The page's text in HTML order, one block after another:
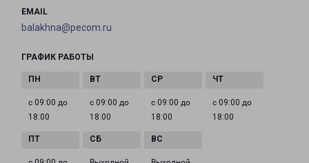
EMAIL
balakhna@pecom.ru
ГРАФИК РАБОТЫ
с 09:00 до
18:00
с 09:00 до
18:00
с 09:00 до
18:00
с 09:00 до
18:00